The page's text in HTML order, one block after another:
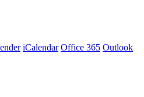
iCalendar Office 365 Outlook